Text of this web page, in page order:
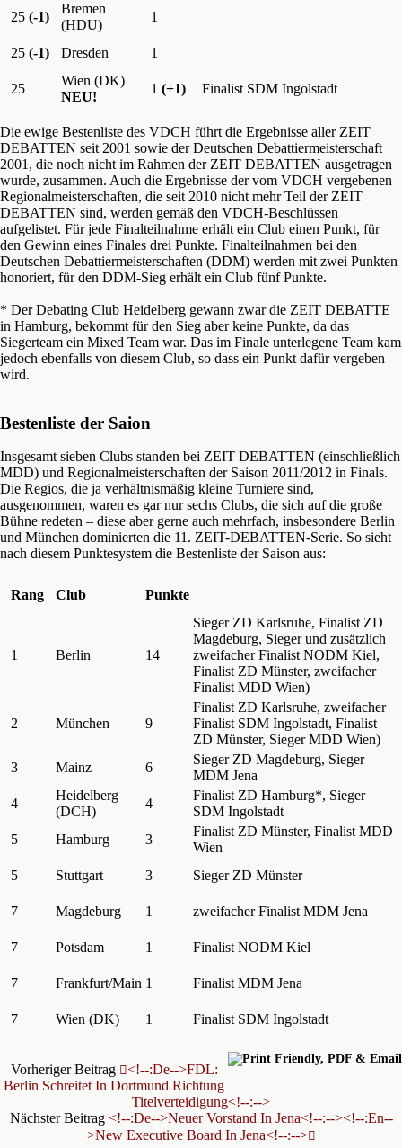
25 (-1)
Bremen
(HDU)
1
25 (-1) Dresden 1
25
Wien (DK)
NEU!
1 (+1)
Finalist SDM Ingolstadt
Die ewige Bestenliste des VDCH führt die Ergebnisse aller ZEIT
DEBATTEN seit 2001 sowie der Deutschen Debattiermeisterschaft
2001, die noch nicht im Rahmen der ZEIT DEBATTEN ausgetragen
wurde, zusammen. Auch die Ergebnisse der vom VDCH vergebenen
Regionalmeisterschaften, die seit 2010 nicht mehr Teil der ZEIT
DEBATTEN sind, werden gemäß den VDCH-Beschlüssen
aufgelistet. Für jede Finalteilnahme erhält ein Club einen Punkt, für
den Gewinn eines Finales drei Punkte. Finalteilnahmen bei den
Deutschen Debattiermeisterschaften (DDM) werden mit zwei Punkten
honoriert, für den DDM-Sieg erhält ein Club fünf Punkte.
* Der Debating Club Heidelberg gewann zwar die ZEIT DEBATTE
in Hamburg, bekommt für den Sieg aber keine Punkte, da das
Siegerteam ein Mixed Team war. Das im Finale unterlegene Team kam
jedoch ebenfalls von diesem Club, so dass ein Punkt dafür vergeben
wird.
Bestenliste der Saion
Insgesamt sieben Clubs standen bei ZEIT DEBATTEN (einschließlich
MDD) und Regionalmeisterschaften der Saison 2011/2012 in Finals.
Die Regios, die ja verhältnismäßig kleine Turniere sind,
ausgenommen, waren es gar nur sechs Clubs, die sich auf die große
Bühne redeten – diese aber gerne auch mehrfach, insbesondere Berlin
und München dominierten die 11. ZEIT-DEBATTEN-Serie. So sieht
nach diesem Punktesystem die Bestenliste der Saison aus:
Rang Club Punkte
1 Berlin 14
Sieger ZD Karlsruhe, Finalist ZD
Magdeburg, Sieger und zusätzlich
zweifacher Finalist NODM Kiel,
Finalist ZD Münster, zweifacher
Finalist MDD Wien)
2 München 9
Finalist ZD Karlsruhe, zweifacher
Finalist SDM Ingolstadt, Finalist
ZD Münster, Sieger MDD Wien)
3
Mainz 6
Sieger ZD Magdeburg, Sieger
MDM Jena
4
Heidelberg
(DCH)
4
Finalist ZD Hamburg*, Sieger
SDM Ingolstadt
5
Hamburg 3
Finalist ZD Münster, Finalist MDD
Wien
5
Stuttgart 3 Sieger ZD Münster
7 Magdeburg 1 zweifacher Finalist MDM Jena
7 Potsdam 1 Finalist NODM Kiel
7 Frankfurt/Main 1 Finalist MDM Jena
7 Wien (DK) 1 Finalist SDM Ingolstadt
Vorheriger Beitrag
<!--:de-->FDL:
Berlin Schreitet In Dortmund Richtung
Titelverteidigung<!--:-->
Nächster Beitrag <!--:de-->Neuer Vorstand In Jena<!--:--><!--:en--
>New Executive Board In Jena<!--:-->